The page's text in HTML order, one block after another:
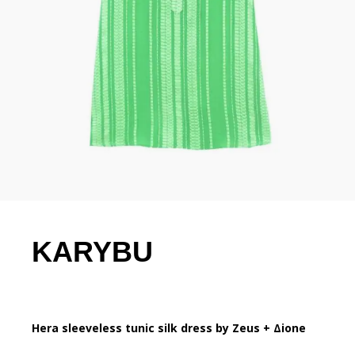
KARYBU
Hera sleeveless tunic silk dress by Zeus + Δione